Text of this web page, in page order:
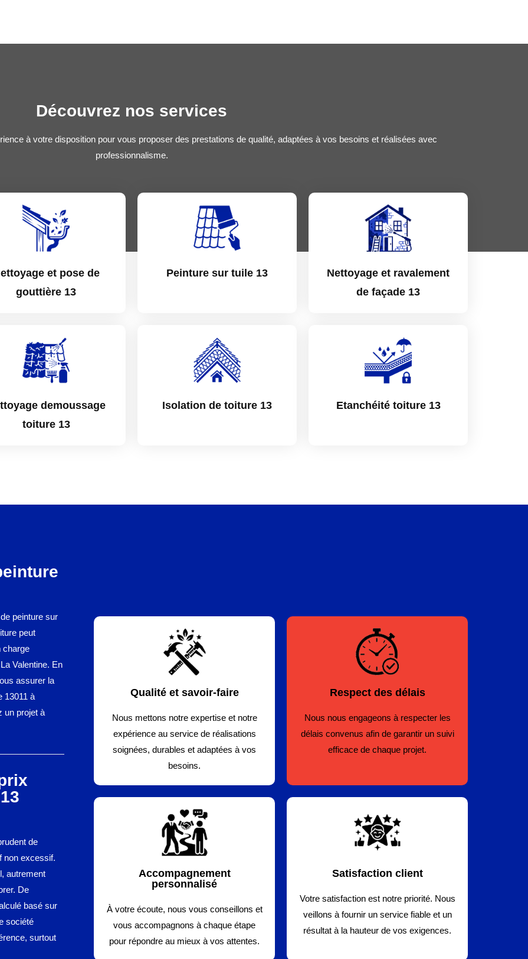
Découvrez nos services
à votre disposition pour vous proposer des prestations de qualité, adaptées à vos besoins et réalisées avec
professionnalisme.
et pose de
gouttière 13
Peinture sur tuile 13
Nettoyage et ravalement
de façade 13
demoussage
toiture 13
Isolation de toiture 13 Etanchéité toiture 13
peinture sur
peut
charge
Valentine. En
assurer la
13011 à
un projet à
de
non excessif.
autrement
De
basé sur
société
surtout
Qualité et savoir-faire
Nous mettons notre expertise et notre
expérience au service de réalisations
soignées, durables et adaptées à vos
besoins.
Respect des délais
Nous nous engageons à respecter les
délais convenus afin de garantir un suivi
efficace de chaque projet.
Accompagnement
personnalisé
À votre écoute, nous vous conseillons et
vous accompagnons à chaque étape
pour répondre au mieux à vos attentes.
Satisfaction client
Votre satisfaction est notre priorité. Nous
veillons à fournir un service fiable et un
résultat à la hauteur de vos exigences.